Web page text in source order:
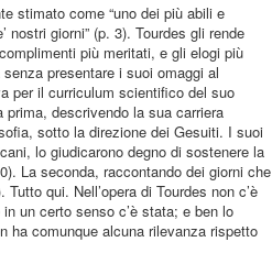
stimato come “uno dei più abili e
nostri giorni” (p. 3). Tourdes gli rende
più meritati, e gli elogi più
presentare i suoi omaggi al
per il curriculum scientifico del suo
descrivendo la sua carriera
sotto la direzione dei Gesuiti. I suoi
lo giudicarono degno di sostenere la
La seconda, raccontando dei giorni che
qui. Nell’opera di Tourdes non c’è
un certo senso c’è stata; e ben lo
ha comunque alcuna rilevanza rispetto